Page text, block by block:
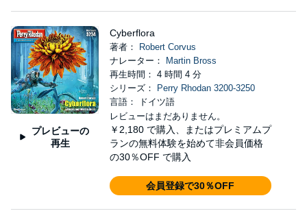
プレビューの
再生
Cyberflora
著者：
Robert Corvus
ナレーター：
Martin Bross
再生時間： 4 時間 4 分
シリーズ：
Perry Rhodan 3200-3250
言語： ドイツ語
レビューはまだありません。
￥2,180 で購入、またはプレミアムプ
ランの無料体験を始めて非会員価格
の30％OFF で購入
会員登録で30％OFF